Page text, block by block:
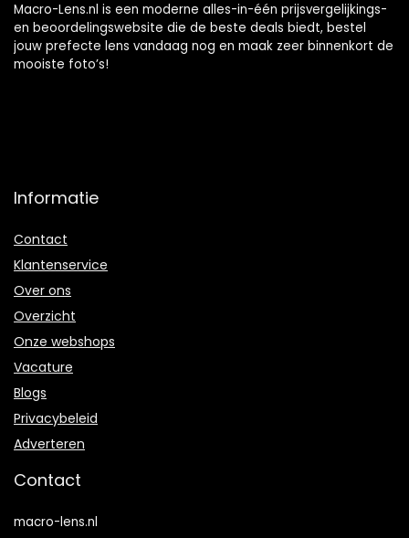
Macro-Lens.nl is een moderne alles-in-één prijsvergelijkings-
en beoordelingswebsite die de beste deals biedt, bestel
jouw prefecte lens vandaag nog en maak zeer binnenkort de
mooiste foto’s!
Informatie
Contact
Klantenservice
Over ons
Overzicht
Onze webshops
Vacature
Blogs
Privacybeleid
Adverteren
Contact
macro-lens.nl